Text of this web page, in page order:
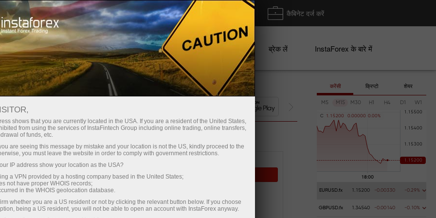
तुरंत खाता खोलना ट्रेडिंग प्लेटफॉर्म कैबिनेट दर्ज करें
के लिए निवेशकों के लिए भागीदारों के लिए अभियान ब्रेक लें InstaForex के बारे में
- Microrisk-copy
डेमो खाता खोलें पैसे जमा करें
PAMM
EQUITY
0.12
TOTAL PROFIT
0.00%
करेंसी क्रिप्टो शेयर
M5 M15 M30 H1 H4 D1 W1
C 1 . 1 5200 0 .00000 0 .00%
EURUSD.fx 1.15200 -0.00330 -0.29%
GBPUSD.fx 1.34540 -0.00140 -0.10%
shows that you are currently located in the USA. If you are a resident of the United States,
from using the services of InstaFintech Group including online trading, online transfers,
of funds, etc.
are seeing this message by mistake and your location is not the US, kindly proceed to the
you must leave the website in order to comply with government restrictions.
IP address show your location as the USA?
a VPN provided by a hosting company based in the United States;
not have proper WHOIS records;
in the WHOIS geolocation database.
whether you are a US resident or not by clicking the relevant button below. If you choose
being a US resident, you will not be able to open an account with InstaForex anyway.